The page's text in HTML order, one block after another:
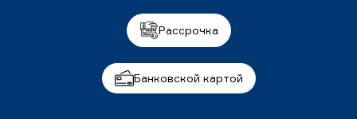
Рассрочка
Банковской картой